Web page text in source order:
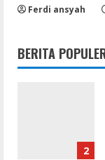
Ferdi ansyah
BERITA